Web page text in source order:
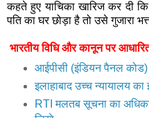
उत्तर प्रदेश सरकारी सेवक
बलात्कार (Rape) क्या है!
प्रथम सूचना रिपोर्ट/देहाती
दंड प्रक्रिया संहिता की धारा
धारा 50 सी.आर.पी.सी. के
अधिकार